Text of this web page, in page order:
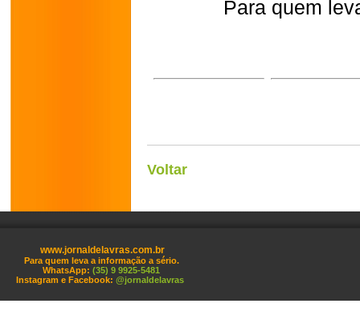
Para quem
Voltar
www.jornaldelavras.com.br
Para quem leva a informação a sério.
WhatsApp: (35) 9 9925-5481
Instagram e Facebook: @jornaldelavras